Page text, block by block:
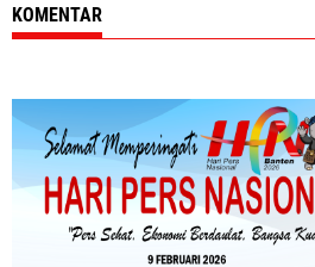
KOMENTAR